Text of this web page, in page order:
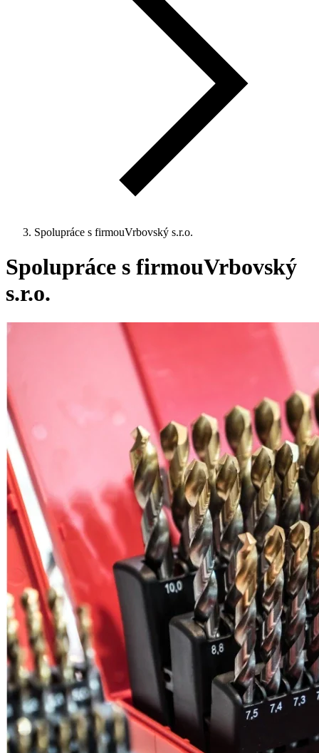
Spolupráce s firmouVrbovský s.r.o.
Spolupráce s firmouVrbovský
s.r.o.